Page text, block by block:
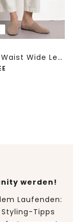
7/8 High Waist Wide Leg Jeans im Loose Fit
werden!
Laufenden:
Tipps